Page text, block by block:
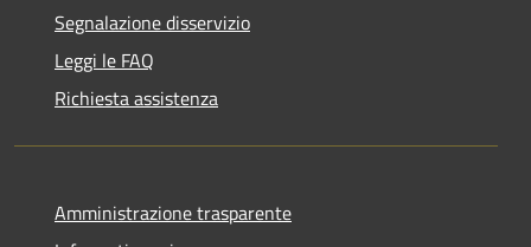
Segnalazione disservizio
Leggi le FAQ
Richiesta assistenza
Amministrazione trasparente